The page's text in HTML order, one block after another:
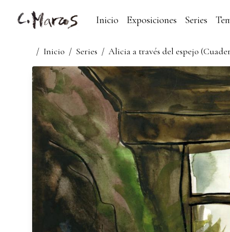
Inicio Exposiciones Series
/ Inicio / Series / Alicia a través del espejo